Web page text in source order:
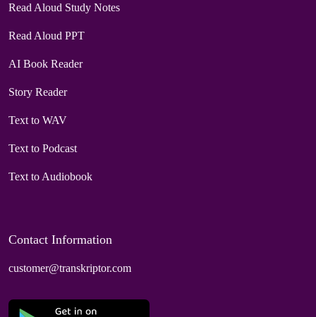
Read Aloud Study Notes
Read Aloud PPT
AI Book Reader
Story Reader
Text to WAV
Text to Podcast
Text to Audiobook
Contact Information
customer@transkriptor.com